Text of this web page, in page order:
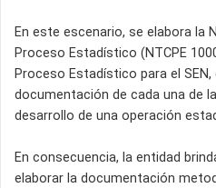
En este escenario, se elabora la
Proceso Estadístico (NTCPE
Proceso Estadístico para el
documentación de cada una de
desarrollo de una operación
En consecuencia, la entidad
elaborar la documentación